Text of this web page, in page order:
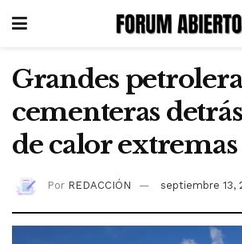
Grandes
cementeras
de calor extremas
Por REDACCIÓN septiembre 13,